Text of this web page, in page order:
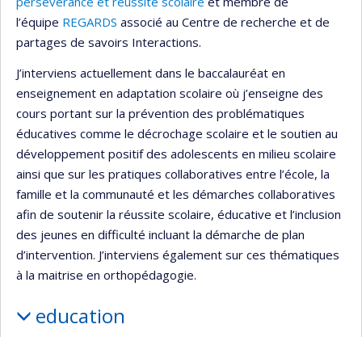
l’équipe REGARDS associé au Centre de recherche et de
partages de savoirs Interactions.
J’interviens actuellement dans le baccalauréat en
enseignement en adaptation scolaire où j’enseigne des
cours portant sur la prévention des problématiques
éducatives comme le décrochage scolaire et le soutien au
développement positif des adolescents en milieu scolaire
ainsi que sur les pratiques collaboratives entre l’école, la
famille et la communauté et les démarches collaboratives
afin de soutenir la réussite scolaire, éducative et l’inclusion
des jeunes en difficulté incluant la démarche de plan
d’intervention. J’interviens également sur ces thématiques
à la maitrise en orthopédagogie.
education